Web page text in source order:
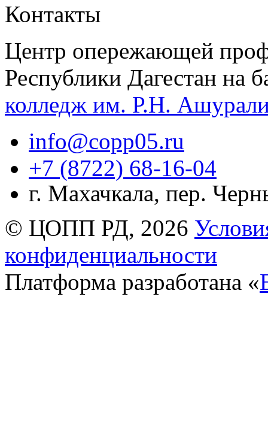
Контакты
Центр опережающей
Республики Дагестан на
колледж им. Р.Н.
info@copp05.ru
+7 (8722) 68-16-04
г. Махачкала, пер.
© ЦОПП РД, 2026
конфиденциальности
Платформа разработана «